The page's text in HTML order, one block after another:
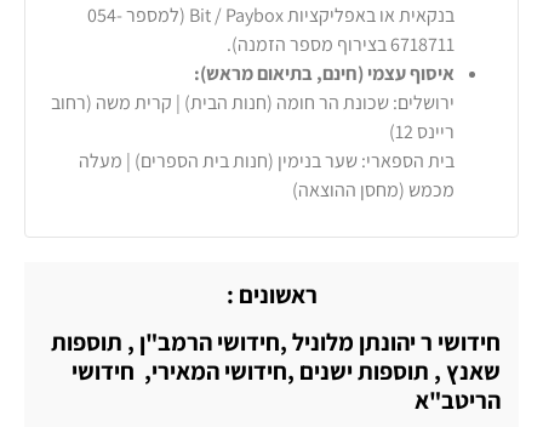
בנקאית או באפליקציות Bit / Paybox (למספר 054-
6718711 בצירוף מספר הזמנה).
איסוף עצמי (חינם, בתיאום מראש):
ירושלים: שכונת הר חומה (חנות הבית) | קרית משה (רחוב
ריינס 12)
בית הספארי: שער בנימין (חנות בית הספרים) | מעלה
מכמש (מחסן ההוצאה)
ראשונים :
חידושי ר יהונתן מלוניל ,חידושי הרמב"ן , תוספות
שאנץ , תוספות ישנים ,חידושי המאירי, חידושי
הריטב"א